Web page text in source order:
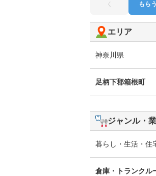
く
もらう
エリア
神奈川県
足柄下郡箱根町
ジャンル・
暮らし・生活・住
倉庫・トランクル